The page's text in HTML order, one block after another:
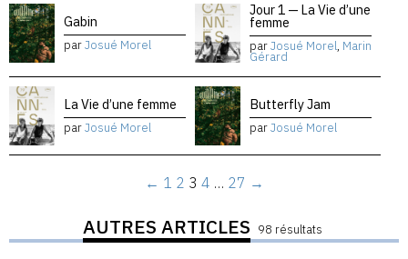
Gabin
parJosué Morel
Jour 1 — La Vie d’une
femme
parJosué Morel, Marin
Gérard
La Vie d’une femme
parJosué Morel
Butterfly Jam
parJosué Morel
← 1 2 3 4 … 27 →
AUTRES ARTICLES 98 résultats